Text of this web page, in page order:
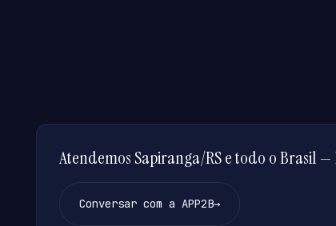
Atendemos Sapiranga/RS e todo o Brasil —
Conversar com a APP2B→